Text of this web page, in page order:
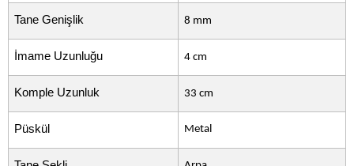
Tane Genişlik 8 mm
İmame Uzunluğu 4 cm
Komple Uzunluk 33 cm
Püskül Metal